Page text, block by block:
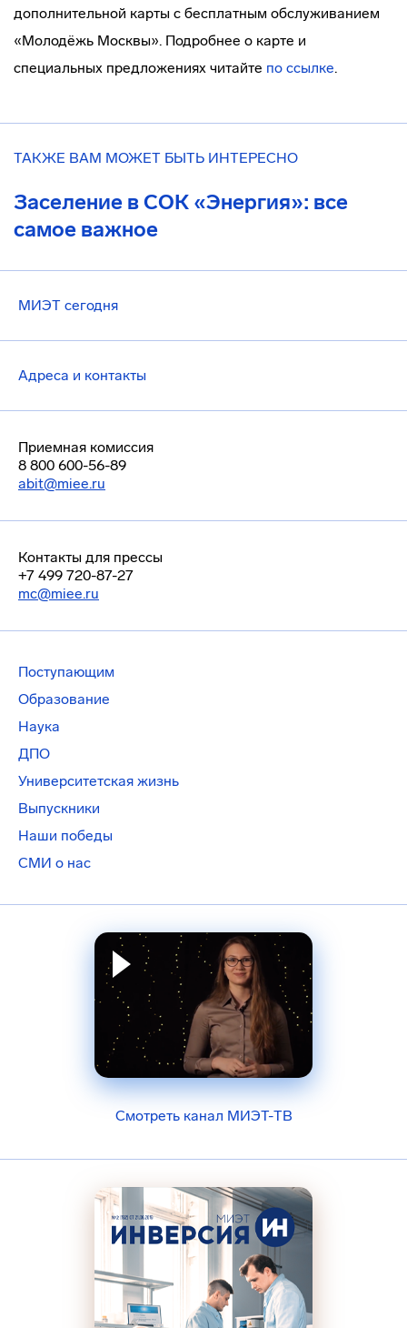
дополнительной карты с бесплатным обслуживанием
«Молодёжь Москвы». Подробнее о карте и
специальных предложениях читайте по ссылке.
ТАКЖЕ ВАМ МОЖЕТ БЫТЬ ИНТЕРЕСНО
Заселение в СОК «Энергия»: все
самое важное
МИЭТ сегодня
Адреса и контакты
Приемная комиссия
8 800 600-56-89
abit@miee.ru
Контакты для прессы
+7 499 720-87-27
mc@miee.ru
Поступающим
Образование
Наука
ДПО
Университетская жизнь
Выпускники
Наши победы
СМИ о нас
Смотреть канал МИЭТ-ТВ